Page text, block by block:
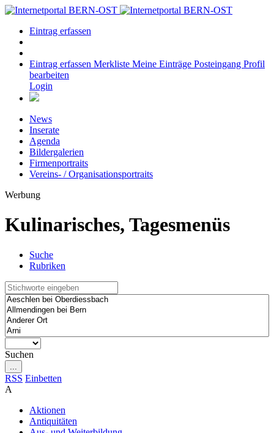
Eintrag erfassen
Eintrag erfassen Merkliste Meine Einträge Posteingang Profil
bearbeiten
Login
News
Inserate
Agenda
Bildergalerien
Firmenportraits
Vereins- / Organisationsportraits
Werbung
Kulinarisches, Tagesmenüs
Suche
Rubriken
Suchen
RSS Einbetten
A
Aktionen
Antiquitäten